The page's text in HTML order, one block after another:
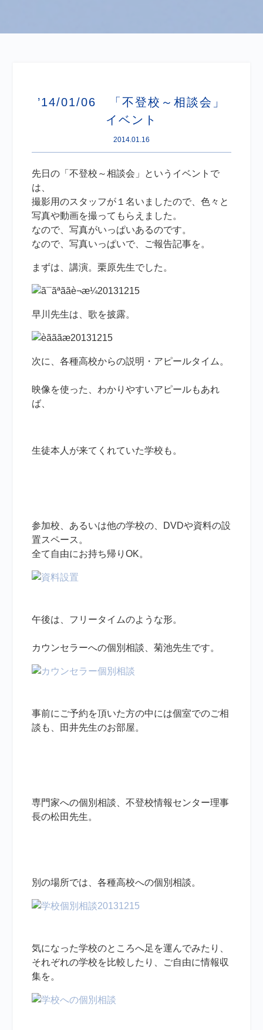
’14/01/06 「不登校～相談会」
イベント
2014.01.16
先日の「不登校～相談会」というイベントで
は、
撮影用のスタッフが１名いましたので、色々と
写真や動画を撮ってもらえました。
なので、写真がいっぱいあるのです。
なので、写真いっぱいで、ご報告記事を。
まずは、講演。栗原先生でした。
早川先生は、歌を披露。
次に、各種高校からの説明・アピールタイム。
映像を使った、わかりやすいアピールもあれ
ば、
生徒本人が来てくれていた学校も。
参加校、あるいは他の学校の、DVDや資料の設
置スペース。
全て自由にお持ち帰りOK。
午後は、フリータイムのような形。
カウンセラーへの個別相談、菊池先生です。
事前にご予約を頂いた方の中には個室でのご相
談も、田井先生のお部屋。
専門家への個別相談、不登校情報センター理事
長の松田先生。
別の場所では、各種高校への個別相談。
気になった学校のところへ足を運んでみたり、
それぞれの学校を比較したり、ご自由に情報収
集を。